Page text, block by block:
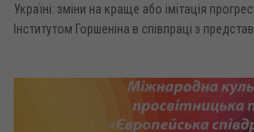
Україні: зміни на краще або імітація
Інститутом Горшеніна в співпраці з